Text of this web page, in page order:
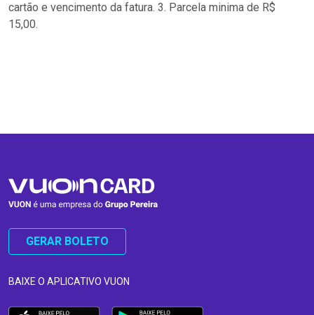
cartão e vencimento da fatura. 3. Parcela minima de R$
15,00.
GERAR BOLETO
BAIXE O APLICATIVO VUON